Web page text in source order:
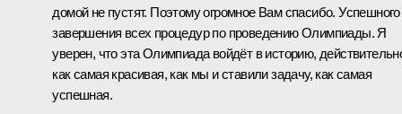
домой не пустят. Поэтому огромное Вам спасибо. Успешного
завершения всех процедур по проведению Олимпиады. Я
уверен, что эта Олимпиада войдёт в историю,
как самая красивая, как мы и ставили задачу, как самая
успешная.